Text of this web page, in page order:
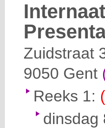
Zuidstraat
9050 Gent
Reeks 1:
dinsdag